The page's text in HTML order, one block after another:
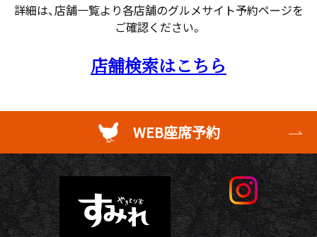
詳細は、店舗一覧より各店舗のグルメサイト予約ページを
ご確認ください。
店舗検索はこちら
WEB座席予約